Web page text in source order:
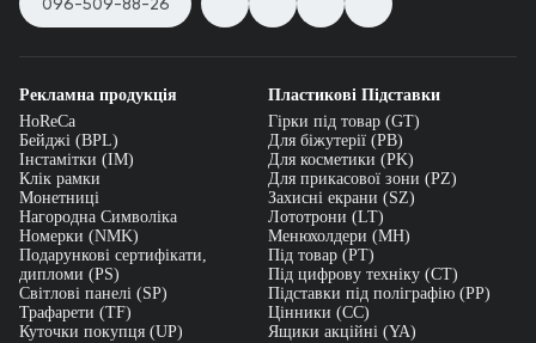
Рекламна продукція
HoReCa
Бейджі (BPL)
Інстамітки (IM)
Клік рамки
Монетниці
Нагородна Символіка
Номерки (NMK)
Подарункові сертифікати,
дипломи (PS)
Світлові панелі (SP)
Трафарети (TF)
Куточки покупця (UP)
Пластикові Підставки
Гірки під товар (GT)
Для біжутерії (PB)
Для косметики (PK)
Для прикасової зони (PZ)
Захисні екрани (SZ)
Лототрони (LT)
Менюхолдери (MH)
Під товар (PT)
Під цифрову техніку (CT)
Підставки під поліграфію (PP)
Цінники (СС)
Ящики акційні (YA)